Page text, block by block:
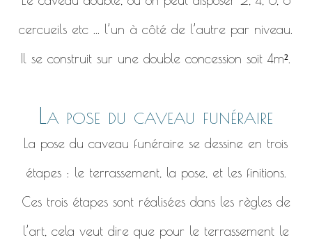
cercueils etc ... l’un à côté de l’autre par niveau.
Il se construit sur une double concession soit 4m².
La pose du caveau funéraire
La pose du caveau funéraire se dessine en trois
étapes : le terrassement, la pose, et les finitions.
Ces trois étapes sont réalisées dans les règles de
l’art, cela veut dire que pour le terrassement le